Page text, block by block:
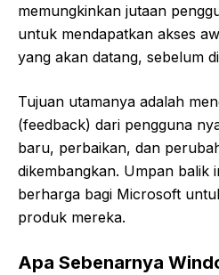
memungkinkan jutaan
untuk mendapatkan akses
yang akan datang, sebelum
Tujuan utamanya adalah
(feedback) dari pengguna
baru, perbaikan, dan
dikembangkan. Umpan balik
berharga bagi Microsoft
produk mereka.
Apa Sebenarnya